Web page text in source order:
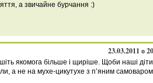
а звичайне бурчання :)
23.03.2011 о
якомога більше і щиріше. Щоби наші
а не на мухе-цикутухе з п’яним